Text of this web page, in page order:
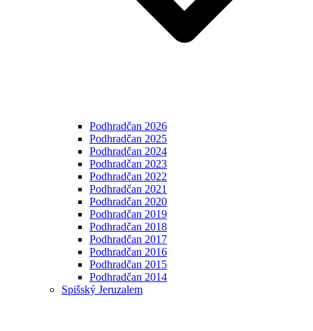
Podhradčan 2026
Podhradčan 2025
Podhradčan 2024
Podhradčan 2023
Podhradčan 2022
Podhradčan 2021
Podhradčan 2020
Podhradčan 2019
Podhradčan 2018
Podhradčan 2017
Podhradčan 2016
Podhradčan 2015
Podhradčan 2014
Spišský Jeruzalem